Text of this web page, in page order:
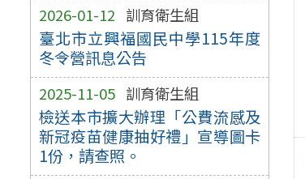
2026-01-12 訓育衛生組
臺北市立興福國民中學115年度
冬令營訊息公告
2025-11-05 訓育衛生組
檢送本市擴大辦理「公費流感及
新冠疫苗健康抽好禮」宣導圖卡
1份，請查照。